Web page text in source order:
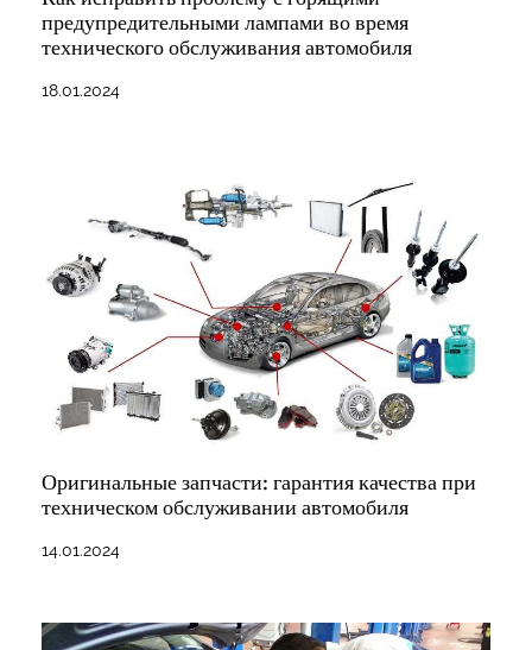
предупредительными лампами во время
технического обслуживания автомобиля
18.01.2024
Оригинальные запчасти: гарантия качества при
техническом обслуживании автомобиля
14.01.2024